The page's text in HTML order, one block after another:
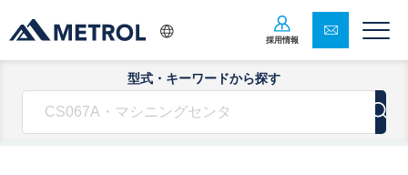
採用情報
型式・キーワードから探す